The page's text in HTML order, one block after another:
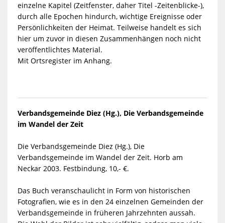
einzelne Kapitel (Zeitfenster, daher Titel -Zeitenblicke-),
durch alle Epochen hindurch, wichtige Ereignisse oder
Persönlichkeiten der Heimat. Teilweise handelt es sich
hier um zuvor in diesen Zusammenhängen noch nicht
veröffentlichtes Material.
Mit Ortsregister im Anhang.
Verbandsgemeinde Diez (Hg.), Die Verbandsgemeinde
im Wandel der Zeit
Die Verbandsgemeinde Diez (Hg.), Die
Verbandsgemeinde im Wandel der Zeit. Horb am
Neckar 2003. Festbindung, 10,- €.
Das Buch veranschaulicht in Form von historischen
Fotografien, wie es in den 24 einzelnen Gemeinden der
Verbandsgemeinde in früheren Jahrzehnten aussah.